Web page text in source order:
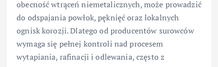
obecność wtrąceń niemetalicznych, może prowadzić
do odspajania powłok, pęknięć oraz lokalnych
ognisk korozji. Dlatego od producentów surowców
wymaga się pełnej kontroli nad procesem
wytapiania, rafinacji i odlewania, często z